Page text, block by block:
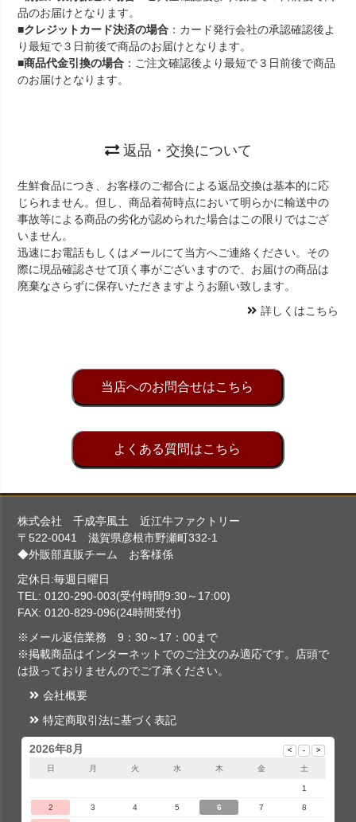
品のお届けとなります。
■クレジットカード決済の場合 ：カード発行会社の承認確認後よ
り最短で３日前後で商品のお届けとなります。
■商品代金引換の場合 ：ご注文確認後より最短で３日前後で商品
のお届けとなります。
返品・交換について
生鮮食品につき、お客様のご都合による返品交換は基本的に応
じられません。但し、商品着荷時点において明らかに輸送中の
事故等による商品の劣化が認められた場合はこの限りではござ
いません。
迅速にお電話もしくはメールにて当方へご連絡ください。その
際に現品確認させて頂く事がございますので、お届けの商品は
廃棄なさらずに保存いただきますようお願い致します。
詳しくはこちら
当店へのお問合せはこちら
よくある質問はこちら
株式会社 千成亭風土 近江牛ファクトリー
〒522-0041 滋賀県彦根市野瀬町332-1
◆外販部直販チーム お客様係
定休日:毎週日曜日
TEL: 0120-290-003(受付時間9:30～17:00)
FAX: 0120-829-096(24時間受付)
※メール返信業務 9：30～17：00まで
※掲載商品はインターネットでのご注文のみ適応です。店頭で
は扱っておりませんのでご了承ください。
会社概要
特定商取引法に基づく表記
2026年8月
日 月 火 水 木 金 土
1
2 3 4 5 6 7 8